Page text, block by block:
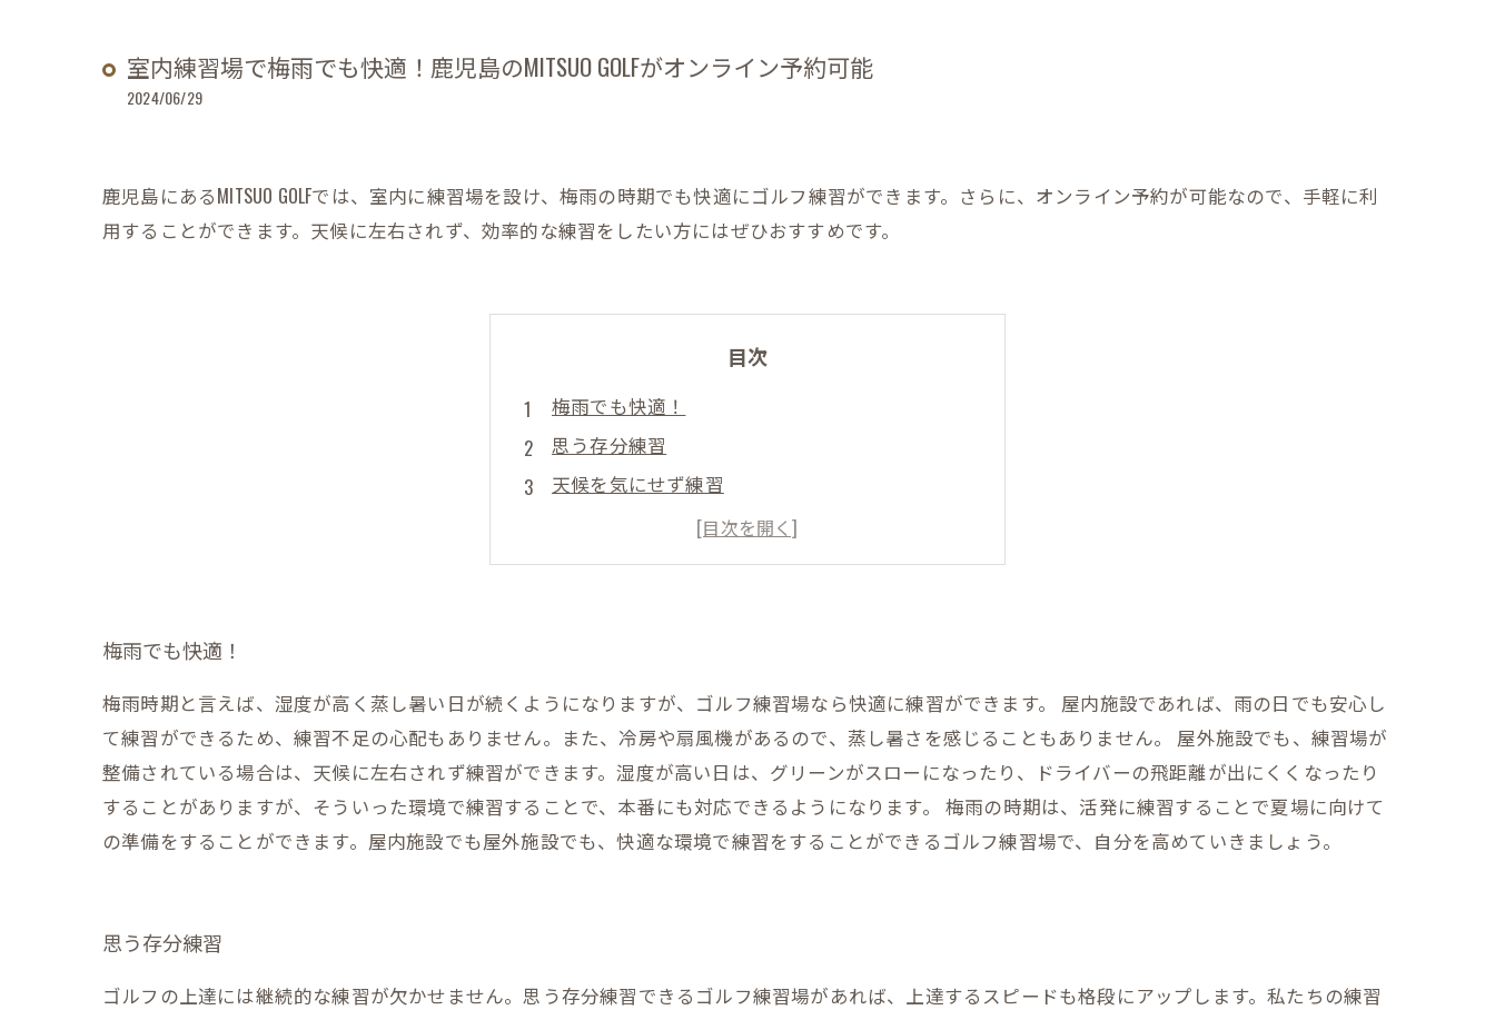
室内練習場で梅雨でも快適！鹿児島のMITSUO GOLFがオンライン予約可能
2024/06/29
鹿児島にあるMITSUO GOLFでは、室内に練習場を設け、梅雨の時期でも快適にゴルフ練習ができます。さらに、オンライン予約が可能なので、手軽に利
用することができます。天候に左右されず、効率的な練習をしたい方にはぜひおすすめです。
目次
梅雨でも快適！
思う存分練習
天候を気にせず練習
予定が合わなくても大丈夫
練習環境の整った施設
梅雨でも快適！
梅雨時期と言えば、湿度が高く蒸し暑い日が続くようになりますが、ゴルフ練習場なら快適に練習ができます。 屋内施設であれば、雨の日でも安心し
て練習ができるため、練習不足の心配もありません。また、冷房や扇風機があるので、蒸し暑さを感じることもありません。 屋外施設でも、練習場が
整備されている場合は、天候に左右されず練習ができます。湿度が高い日は、グリーンがスローになったり、ドライバーの飛距離が出にくくなったり
することがありますが、そういった環境で練習することで、本番にも対応できるようになります。 梅雨の時期は、活発に練習することで夏場に向けて
の準備をすることができます。屋内施設でも屋外施設でも、快適な環境で練習をすることができるゴルフ練習場で、自分を高めていきましょう。
思う存分練習
ゴルフの上達には継続的な練習が欠かせません。思う存分練習できるゴルフ練習場があれば、上達するスピードも格段にアップします。私たちの練習